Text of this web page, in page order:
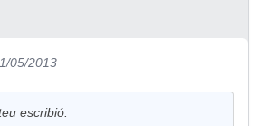
05/2013
escribió: